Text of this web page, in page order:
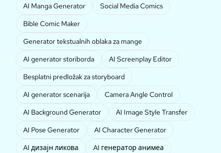
AI Manga Generator
Social Media Comics
Bible Comic Maker
Generator tekstualnih oblaka za mange
AI generator storiborda
AI Screenplay Editor
Besplatni predložak za storyboard
AI generator scenarija
Camera Angle Control
AI Background Generator
AI Image Style Transfer
AI Pose Generator
AI Character Generator
AI дизајн ликова
AI генератор анимеа